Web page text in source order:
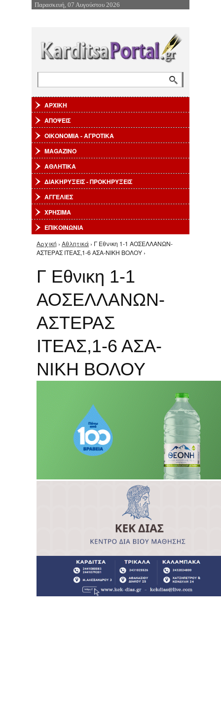
Επιστροφή στην Πλοήγηση
Παρασκευή, 07 Αυγούστου 2026
ΑΡΧΙΚΗ
ΑΠΟΨΕΙΣ
ΟΙΚΟΝΟΜΙΑ - ΑΓΡΟΤΙΚΑ
MAGAZINO
ΑΘΛΗΤΙΚΑ
ΔΙΑΚΗΡΥΞΕΙΣ - ΠΡΟΚΗΡΥΞΕΙΣ
ΑΓΓΕΛΙΕΣ
ΧΡΗΣΙΜΑ
ΕΠΙΚΟΙΝΩΝΙΑ
Είστε εδώ
Αρχική › Αθλητικά › Γ Εθνικη 1-1 ΑΟΣΕΛΛΑΝΩΝ-
ΑΣΤΕΡΑΣ ΙΤΕΑΣ,1-6 ΑΣΑ-ΝΙΚΗ ΒΟΛΟΥ ›
Γ Εθνικη 1-1
ΑΟΣΕΛΛΑΝΩΝ-
ΑΣΤΕΡΑΣ
ΙΤΕΑΣ,1-6 ΑΣΑ-
ΝΙΚΗ ΒΟΛΟΥ